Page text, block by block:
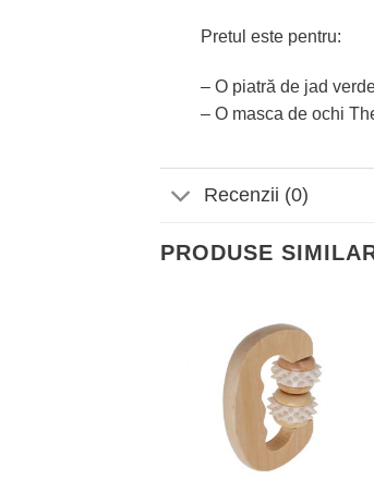
Pretul este pentru:
– O piatră de jad
– O masca de ochi
Recenzii (0)
PRODUSE
Adaugă
Favorite